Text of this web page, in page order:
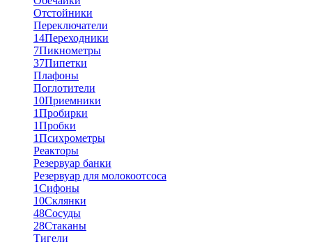
Отстойники
Переключатели
14Переходники
7Пикнометры
37Пипетки
Плафоны
Поглотители
10Приемники
1Пробирки
1Пробки
1Психрометры
Реакторы
Резервуар банки
Резервуар для молокоотсоса
1Сифоны
10Склянки
48Сосуды
28Стаканы
Тигели